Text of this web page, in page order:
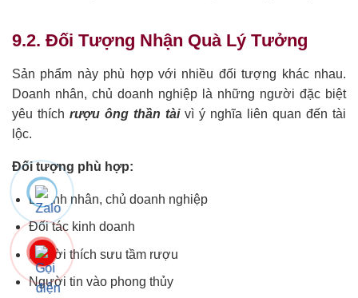
9.2. Đối Tượng Nhận Quà Lý Tưởng
Sản phẩm này phù hợp với nhiều đối tượng khác nhau.
Doanh nhân, chủ doanh nghiệp là những người đặc biệt
yêu thích rượu ông thần tàivì ý nghĩa liên quan đến tài
lộc.
Đối tượng phù hợp:
Doanh nhân, chủ doanh nghiệp
Đối tác kinh doanh
Người thích sưu tầm rượu
Người tin vào phong thủy